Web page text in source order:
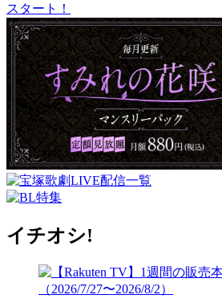
スタート！
イチオシ!